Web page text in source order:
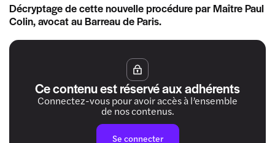
Décryptage de cette nouvelle procédure par Maître Paul
Colin, avocat au Barreau de Paris.
Ce contenu est réservé aux adhérents
Connectez-vous pour avoir accès à l’ensemble
de nos contenus.
Se connecter